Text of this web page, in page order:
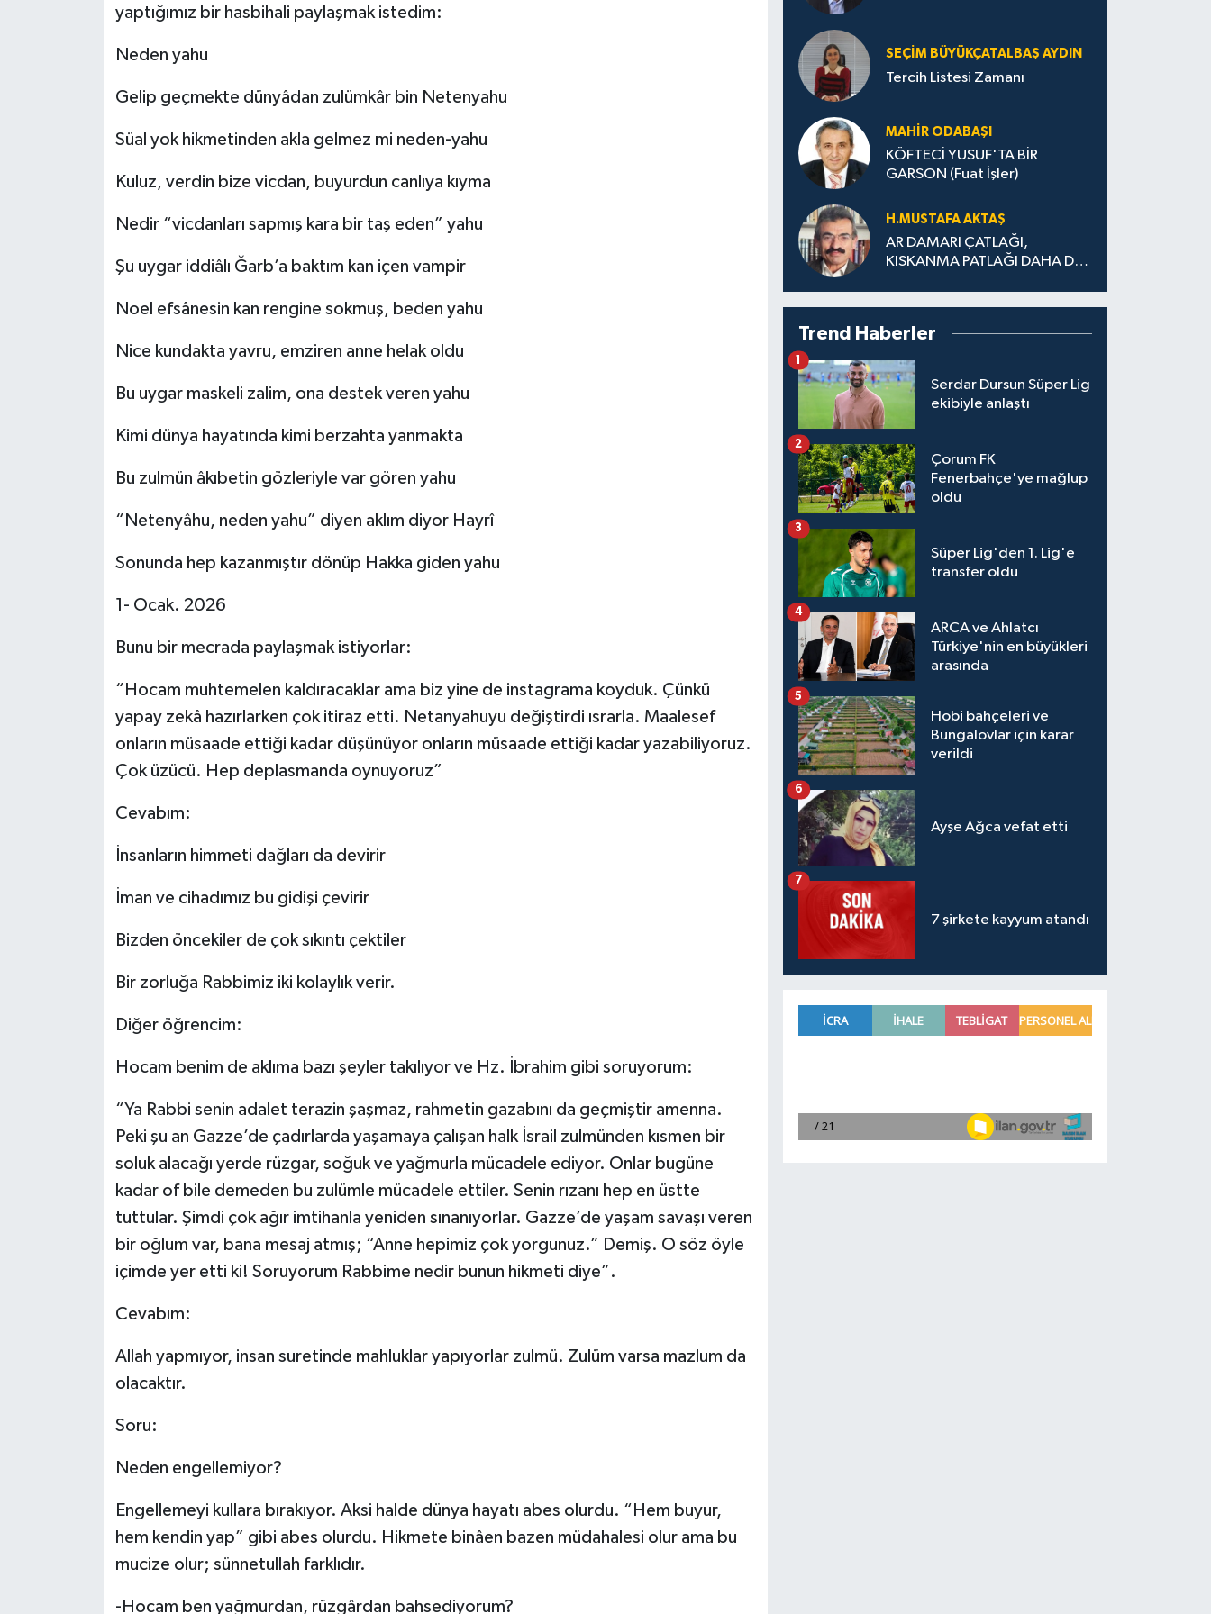
yaptığımız bir hasbihali paylaşmak istedim:
Neden yahu
Gelip geçmekte dünyâdan zulümkâr bin Netenyahu
Süal yok hikmetinden akla gelmez mi neden-yahu
Kuluz, verdin bize vicdan, buyurdun canlıya kıyma
Nedir “vicdanları sapmış kara bir taş eden” yahu
Şu uygar iddiâlı Ğarb’a baktım kan içen vampir
Noel efsânesin kan rengine sokmuş, beden yahu
Nice kundakta yavru, emziren anne helak oldu
Bu uygar maskeli zalim, ona destek veren yahu
Kimi dünya hayatında kimi berzahta yanmakta
Bu zulmün âkıbetin gözleriyle var gören yahu
“Netenyâhu, neden yahu” diyen aklım diyor Hayrî
Sonunda hep kazanmıştır dönüp Hakka giden yahu
1- Ocak. 2026
Bunu bir mecrada paylaşmak istiyorlar:
“Hocam muhtemelen kaldıracaklar ama biz yine de instagrama koyduk. Çünkü
yapay zekâ hazırlarken çok itiraz etti. Netanyahuyu değiştirdi ısrarla. Maalesef
onların müsaade ettiği kadar düşünüyor onların müsaade ettiği kadar yazabiliyoruz.
Çok üzücü. Hep deplasmanda oynuyoruz”
Cevabım:
İnsanların himmeti dağları da devirir
İman ve cihadımız bu gidişi çevirir
Bizden öncekiler de çok sıkıntı çektiler
Bir zorluğa Rabbimiz iki kolaylık verir.
Diğer öğrencim:
Hocam benim de aklıma bazı şeyler takılıyor ve Hz. İbrahim gibi soruyorum:
“Ya Rabbi senin adalet terazin şaşmaz, rahmetin gazabını da geçmiştir amenna.
Peki şu an Gazze’de çadırlarda yaşamaya çalışan halk İsrail zulmünden kısmen bir
soluk alacağı yerde rüzgar, soğuk ve yağmurla mücadele ediyor. Onlar bugüne
kadar of bile demeden bu zulümle mücadele ettiler. Senin rızanı hep en üstte
tuttular. Şimdi çok ağır imtihanla yeniden sınanıyorlar. Gazze’de yaşam savaşı veren
bir oğlum var, bana mesaj atmış; “Anne hepimiz çok yorgunuz.” Demiş. O söz öyle
içimde yer etti ki! Soruyorum Rabbime nedir bunun hikmeti diye”.
Cevabım:
Allah yapmıyor, insan suretinde mahluklar yapıyorlar zulmü. Zulüm varsa mazlum da
olacaktır.
Soru:
Neden engellemiyor?
Engellemeyi kullara bırakıyor. Aksi halde dünya hayatı abes olurdu. “Hem buyur,
hem kendin yap” gibi abes olurdu. Hikmete binâen bazen müdahalesi olur ama bu
mucize olur; sünnetullah farklıdır.
-Hocam ben yağmurdan, rüzgârdan bahsediyorum?
SEÇIM BÜYÜKÇATALBAŞ AYDIN
Tercih Listesi Zamanı
MAHIR ODABAŞI
KÖFTECİ YUSUF'TA BİR
GARSON (Fuat İşler)
H.MUS­TA­FA AK­TAŞ
AR DAMARI ÇATLAĞI,
KISKANMA PATLAĞI DAHA DA
Trend Haberler
Serdar Dursun Süper Lig
ekibiyle anlaştı
1
Çorum FK
Fenerbahçe'ye mağlup
oldu
2
Süper Lig'den 1. Lig'e
transfer oldu
3
ARCA ve Ahlatcı
Türkiye'nin en büyükleri
arasında
4
Hobi bahçeleri ve
Bungalovlar için karar
verildi
5
Ayşe Ağca vefat etti
6
7 şirkete kayyum atandı
7